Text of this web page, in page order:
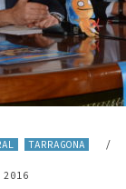
TARRAGONA /
2016